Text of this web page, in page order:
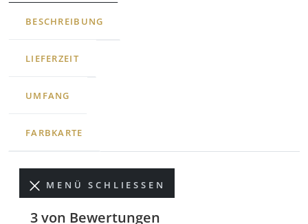
BESCHREIBUNG
LIEFERZEIT
UMFANG
FARBKARTE
MENÜ SCHLIESSEN
3 von Bewertungen